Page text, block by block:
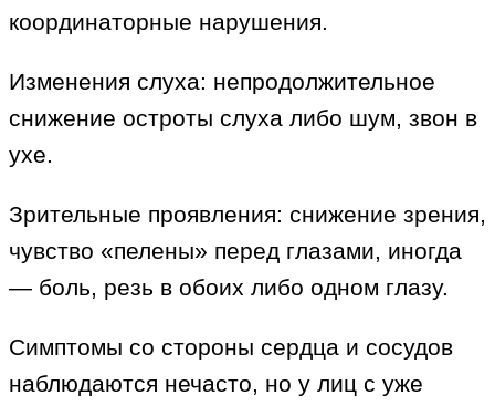
координаторные нарушения.
Изменения слуха: непродолжительное
снижение остроты слуха либо шум, звон в
ухе.
Зрительные проявления: снижение зрения,
чувство «пелены» перед глазами, иногда
— боль, резь в обоих либо одном глазу.
Симптомы со стороны сердца и сосудов
наблюдаются нечасто, но у лиц с уже